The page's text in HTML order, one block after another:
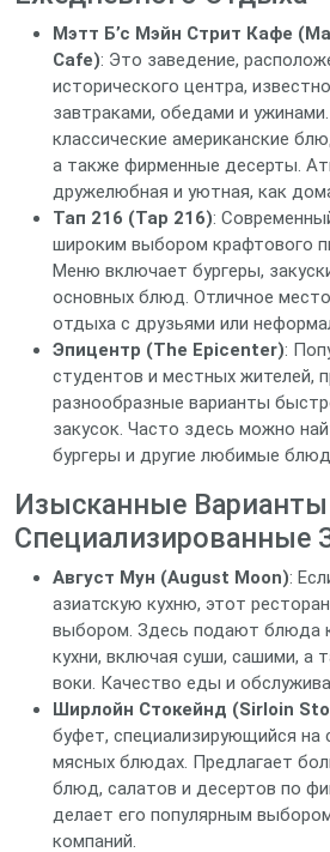
Мэтт Б’с Мэйн Стрит Кафе
Cafe): Это заведение,
исторического центра,
завтраками, обедами и
классические американские
а также фирменные десерты.
дружелюбная и уютная, как
Тап 216 (Tap 216):
широким выбором крафтового
Меню включает бургеры,
основных блюд. Отличное
отдыха с друзьями или
Эпицентр (The Epicenter):
студентов и местных жителей,
разнообразные варианты
закусок. Часто здесь можно
бургеры и другие любимые
Изысканные
Специализированные
Август Мун (August Moon):
азиатскую кухню, этот
выбором. Здесь подают блюда
кухни, включая суши, сашими, а
воки. Качество еды и
Ширлойн Стокейнд (Sirloin
буфет, специализирующийся на
мясных блюдах. Предлагает
блюд, салатов и десертов по
делает его популярным
компаний.